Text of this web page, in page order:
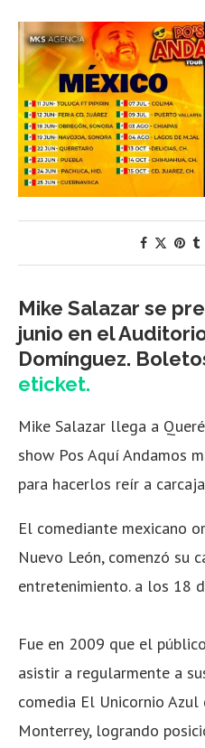
Mike Salazar se
junio en el
Domínguez.
eticket.
Mike Salazar llega a
show Pos Aquí Andamos
para hacerlos reír a
El comediante mexicano
Nuevo León, comenzó su
entretenimiento. a los 18
Fue en 2009 que el
asistir a regularmente a
comedia El Unicornio
Monterrey, logrando